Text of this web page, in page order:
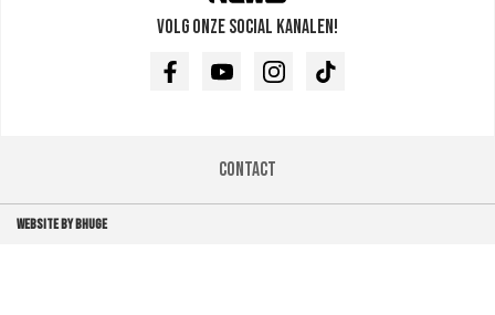
Volg onze social kanalen!
FacebookYoutubeInstagramTikTok
Contact
WEBSITE BY BHUGE